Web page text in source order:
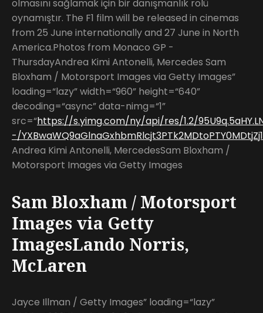
olmasını sağlamak için bir danışmanlık rolü
oynamıştır. The F1 film will be released in cinemas
from 25 June internationally and 27 June in North
America.Photos from Monaco GP -
ThursdayAndrea Kimi Antonelli, Mercedes Sam
Bloxham / Motorsport Images via Getty Images”
loading=“lazy” width=“960” height=“640”
decoding=“async” data-nimg=“1”
src=“https://s.yimg.com/ny/api/res/1.2/
-/
Andrea Kimi Antonelli, MercedesSam Bloxham /
Motorsport Images via Getty Images
Sam Bloxham / Motorsport
Images via Getty
ImagesLando Norris,
McLaren
Jayce Illman / Getty Images” loading=“lazy”